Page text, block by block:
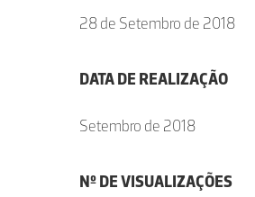
28 de Setembro de 2018
DATA DE REALIZAÇÃO
Setembro de 2018
Nº DE VISUALIZAÇÕES